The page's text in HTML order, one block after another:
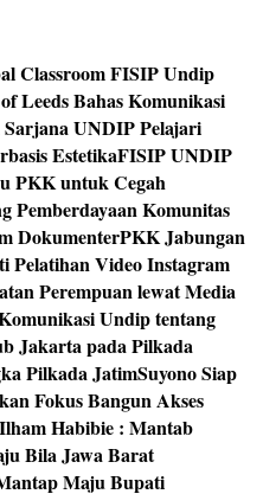
Classroom FISIP Undip
Leeds Bahas Komunikasi
Sarjana UNDIP Pelajari
EstetikaFISIP UNDIP
PKK untuk Cegah
Pemberdayaan Komunitas
DokumenterPKK Jabungan
Pelatihan Video Instagram
Perempuan lewat Media
Undip tentang
Jakarta pada Pilkada
Pilkada JatimSuyono Siap
Fokus Bangun Akses
Ilham Habibie : Mantab
Bila Jawa Barat
Maju Bupati